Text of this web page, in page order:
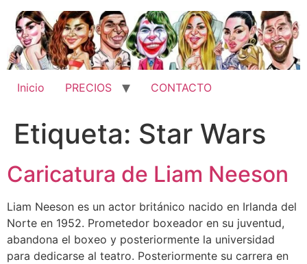
contenido
Inicio PRECIOS CONTACTO
Etiqueta: Star Wars
Caricatura de Liam Neeson
Liam Neeson es un actor británico nacido en Irlanda del
Norte en 1952. Prometedor boxeador en su juventud,
abandona el boxeo y posteriormente la universidad
para dedicarse al teatro. Posteriormente su carrera en